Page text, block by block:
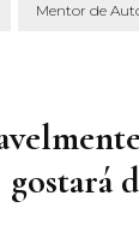
Mentor de
gostará